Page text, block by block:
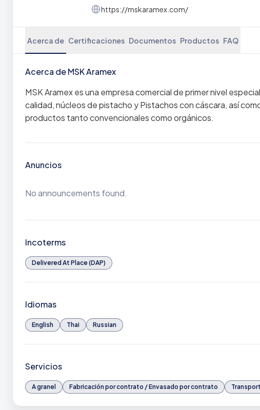
https://mskaramex.com/
Acerca de Certificaciones Documentos Productos FAQ
Acerca de MSK Aramex
MSK Aramex es una empresa comercial de primer nivel
calidad, núcleos de pistacho y Pistachos con cáscara, así
productos tanto convencionales como orgánicos.
Anuncios
No announcements found.
Incoterms
Delivered At Place (DAP)
Idiomas
English Thai Russian
Servicios
A granel Fabricación por contrato / Envasado por contrato